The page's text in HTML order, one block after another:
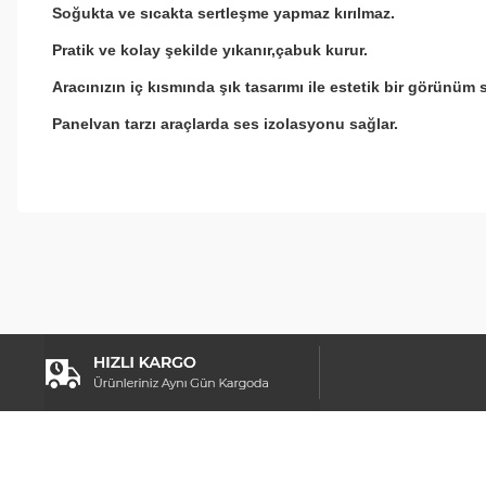
Soğukta ve sıcakta sertleşme yapmaz kırılmaz.
Pratik ve kolay şekilde yıkanır,çabuk kurur.
Aracınızın iç kısmında şık tasarımı ile estetik bir görünüm
Panelvan tarzı araçlarda ses izolasyonu sağlar.
Ürün fiyatı diğer sitelerden daha pahalı.
Bu ürüne benzer farklı alternatifler olmalı.